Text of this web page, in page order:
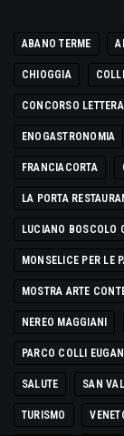
ABANO TERME
CHIOGGIA
CONCORSO
ENOGASTRONOMIA
FRANCIACORTA
LA PORTA
LUCIANO BOSCOLO
MONSELICE PER LE
MOSTRA ARTE
NEREO MAGGIANI
PARCO COLLI
SALUTE SAN
TURISMO